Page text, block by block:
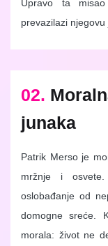
Upravo ta
prevazilazi njegovu
02.
junaka
Patrik Merso je
mržnje i
oslobađanje od
domogne sreće.
morala: život ne